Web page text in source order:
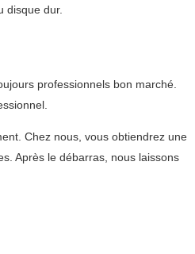
disque dur.
professionnels bon marché.
Chez nous, vous obtiendrez une
Après le débarras, nous laissons